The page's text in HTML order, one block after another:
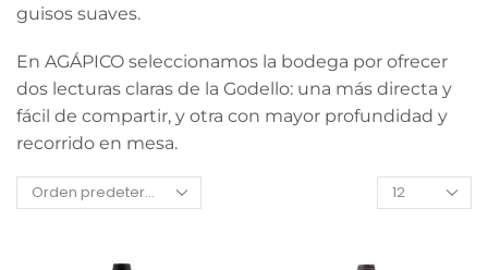
guisos suaves.
En AGÁPICO seleccionamos la bodega por ofrecer
dos lecturas claras de la Godello: una más directa y
fácil de compartir, y otra con mayor profundidad y
recorrido en mesa.